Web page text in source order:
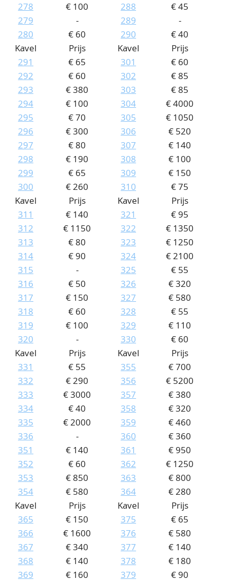
278
€ 100
279
-
280
€ 60
288
€ 45
289
-
290
€ 40
Kavel
Prijs
291
€ 65
292
€ 60
293
€ 380
294
€ 100
295
€ 70
296
€ 300
297
€ 80
298
€ 190
299
€ 65
300
€ 260
Kavel
Prijs
301
€ 60
302
€ 85
303
€ 85
304
€ 4000
305
€ 1050
306
€ 520
307
€ 140
308
€ 100
309
€ 150
310
€ 75
Kavel
Prijs
311
€ 140
312
€ 1150
313
€ 80
314
€ 90
315
-
316
€ 50
317
€ 150
318
€ 60
319
€ 100
320
-
Kavel
Prijs
321
€ 95
322
€ 1350
323
€ 1250
324
€ 2100
325
€ 55
326
€ 320
327
€ 580
328
€ 55
329
€ 110
330
€ 60
Kavel
Prijs
331
€ 55
332
€ 290
333
€ 3000
334
€ 40
335
€ 2000
336
-
351
€ 140
352
€ 60
353
€ 850
354
€ 580
Kavel
Prijs
355
€ 700
356
€ 5200
357
€ 380
358
€ 320
359
€ 460
360
€ 360
361
€ 950
362
€ 1250
363
€ 800
364
€ 280
Kavel
Prijs
365
€ 150
366
€ 1600
367
€ 340
368
€ 140
369
€ 160
Kavel
Prijs
375
€ 65
376
€ 580
377
€ 140
378
€ 180
379
€ 90